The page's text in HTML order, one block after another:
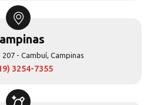
207 - Cambuí, Campinas
3254-7355